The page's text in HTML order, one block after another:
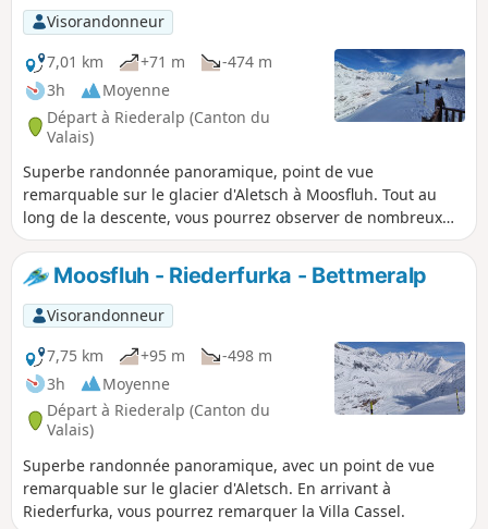
Visorandonneur
7,01 km
+71 m
-474 m
3h
Moyenne
Départ à Riederalp (Canton du
Valais)
Superbe randonnée panoramique, point de vue
remarquable sur le glacier d'Aletsch à Moosfluh. Tout au
long de la descente, vous pourrez observer de nombreux
sommets valaisans dépassant les 4000 mètres, notamment
le Cervin et le Weisshorn.
Moosfluh - Riederfurka - Bettmeralp
Visorandonneur
7,75 km
+95 m
-498 m
3h
Moyenne
Départ à Riederalp (Canton du
Valais)
Superbe randonnée panoramique, avec un point de vue
remarquable sur le glacier d'Aletsch. En arrivant à
Riederfurka, vous pourrez remarquer la Villa Cassel.